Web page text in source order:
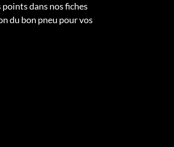
dans nos fiches
du bon pneu pour vos